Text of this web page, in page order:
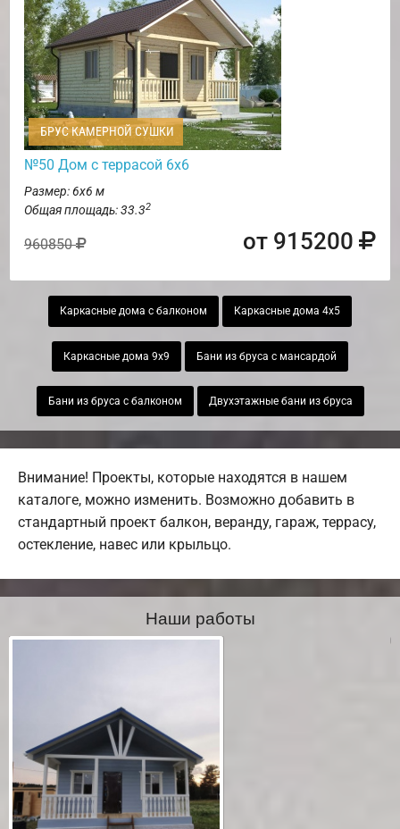
БРУС КАМЕРНОЙ СУШКИ
№50 Дом с террасой 6х6
Размер: 6х6 м
Общая площадь: 33.32
960850 от 915200
Каркасные дома с балконом Каркасные дома 4х5
Каркасные дома 9х9 Бани из бруса с мансардой
Бани из бруса с балконом Двухэтажные бани из бруса
Внимание! Проекты, которые находятся в нашем
каталоге, можно изменить. Возможно добавить в
стандартный проект балкон, веранду, гараж, террасу,
остекление, навес или крыльцо.
Наши работы